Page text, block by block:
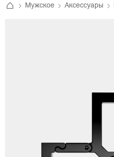
Мужское Аксессуары